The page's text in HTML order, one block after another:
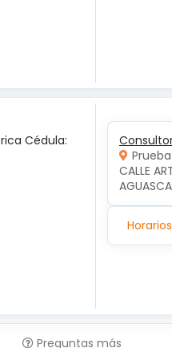
Cédula:
Prueba
CALLE
Preguntas más